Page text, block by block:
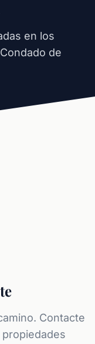
en los
de
Contacte